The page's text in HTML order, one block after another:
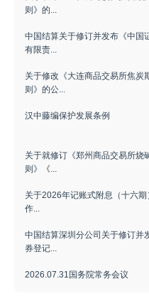
则》的...
中国结算关于修订并发布《中国
有限责...
关于修改《大连商品交易所焦炭
则》的公...
汉中藤编保护发展条例
关于就修订《郑州商品交易所烧
则》《...
关于2026年记账式附息（十六
作...
中国结算深圳分公司关于修订并
券登记...
2026.07.31国务院常务会议